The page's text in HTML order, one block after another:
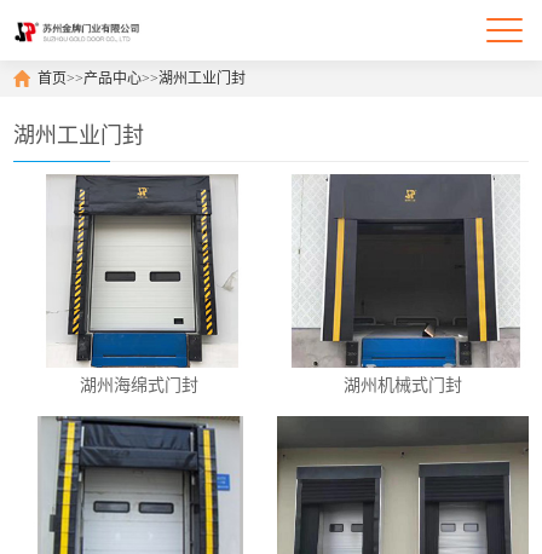
首页>>产品中心>>湖州工业门封
湖州工业门封
湖州海绵式门封 湖州机械式门封